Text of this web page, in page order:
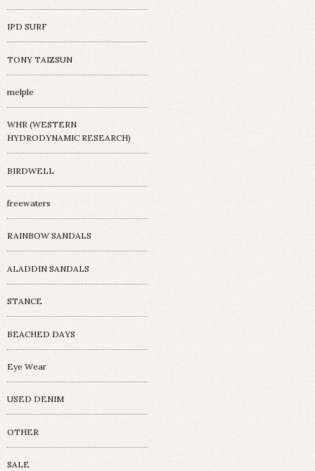
IPD SURF
TONY TAIZSUN
melple
WHR (WESTERN
HYDRODYNAMIC RESEARCH)
BIRDWELL
freewaters
RAINBOW SANDALS
ALADDIN SANDALS
STANCE
BEACHED DAYS
Eye Wear
USED DENIM
OTHER
SALE